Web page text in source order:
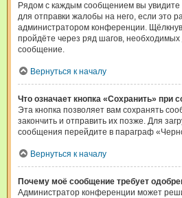
Рядом с каждым сообщением вы увидите
для отправки жалобы на него, если это
администратором конференции.
пройдёте через ряд шагов,
сообщение.
Вернуться к началу
Что означает кнопка «Сохранить» при
Эта кнопка позволяет вам сохранять
закончить и отправить их позже. Для
сообщения перейдите в параграф
Вернуться к началу
Почему моё сообщение требует
Администратор конференции может